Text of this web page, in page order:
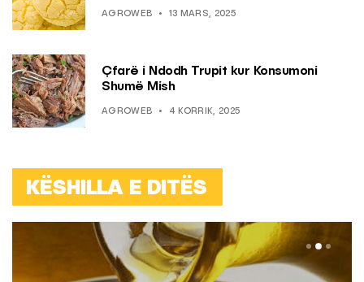
AGROWEB 13 MARS, 2025
Çfarë i Ndodh Trupit kur Konsumoni
Shumë Mish
AGROWEB 4 KORRIK, 2025
KËSHILLA E DITËS